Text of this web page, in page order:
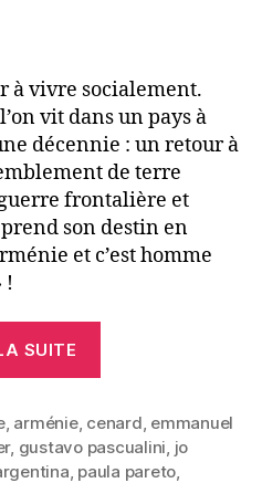
à vivre socialement.
vit dans un pays à
décennie : un retour à
de terre
frontalière et
son destin en
et c’est homme
!
SUITE
le
génie
, arménie, cenard, emmanuel
, gustavo pascualini, jo
, paula pareto,